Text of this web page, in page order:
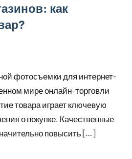
как
фотосъемки для интернет-
мире онлайн-торговли
товара играет ключевую
о покупке. Качественные
повысить […]